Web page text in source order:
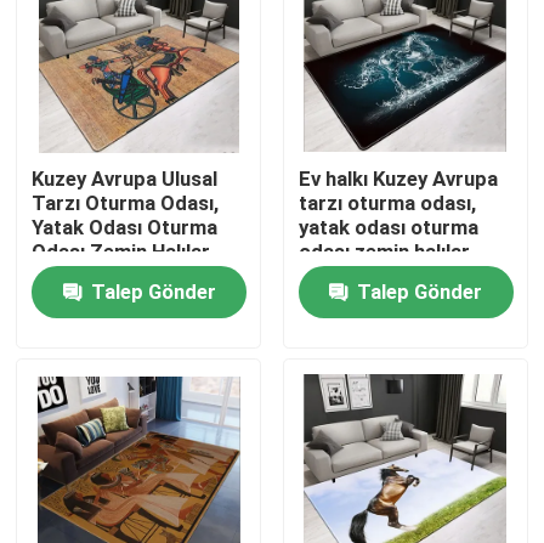
Hakkımızda
Fabrika turu
Kalite kontrol
Bir teklif isteği
Yer Halı Kilim
Yatak Odası Yer Halıları
Salon Yer Halıları
Kuzey Avrupa Ulusal
Tarzı Oturma Odası,
Yatak Odası Oturma
Odası Zemin Halılar
Talep Gönder
Ev halkı Kuzey Avrupa
tarzı oturma odası,
yatak odası oturma
odası zemin halılar
Talep Gönder